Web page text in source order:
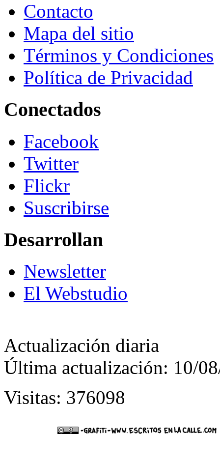
Contacto
Mapa del sitio
Términos y Condiciones
Política de Privacidad
Conectados
Facebook
Twitter
Flickr
Suscribirse
Desarrollan
Newsletter
El Webstudio
Actualización diaria
Última actualización: 10/
Visitas: 376098